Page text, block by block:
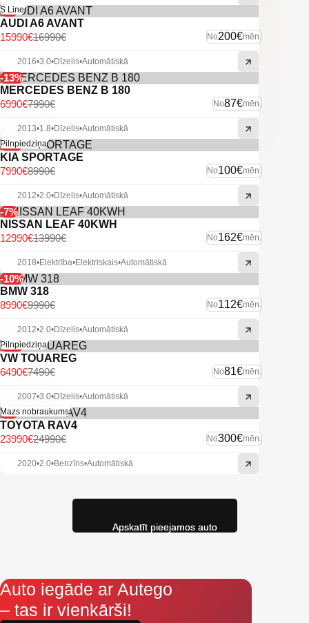
-6%
S Line
AUDI A6 AVANT
No200€mēn.
16990€
15990€
2016•3.0•Dīzelis•Automātiskā
-13%
MERCEDES BENZ B 180
No87€mēn.
7990€
6990€
2013•1.8•Dīzelis•Automātiskā
-11%
Pilnpiedziņa
KIA SPORTAGE
No100€mēn.
8990€
7990€
2012•2.0•Dīzelis•Automātiskā
-7%
NISSAN LEAF 40KWH
No162€mēn.
13990€
12990€
2018•Elektrība•Elektriskais•Automātiskā
-10%
BMW 318
No112€mēn.
9990€
8990€
2012•2.0•Dīzelis•Automātiskā
-13%
Pilnpiedziņa
VW TOUAREG
No81€mēn.
7490€
6490€
2007•3.0•Dīzelis•Automātiskā
-4%
Mazs nobraukums
TOYOTA RAV4
No300€mēn.
24990€
23990€
2020•2.0•Benzīns•Automātiskā
Auto iegāde ar Autego
– tas ir vienkārši!